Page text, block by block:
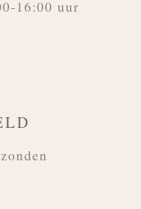
16:00 uur